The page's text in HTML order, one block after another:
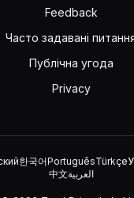
Feedback
Часто задавані
Публічна угода
Privacy
한국어PortuguêsTürkçe
中文العربية